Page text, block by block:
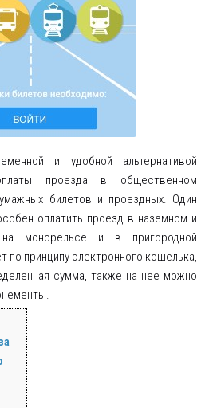
и удобной альтернативой
проезда в общественном
билетов и проездных. Один
оплатить проезд в наземном и
на монорельсе и в пригородной
по принципу электронного кошелька,
сумма, также на нее можно